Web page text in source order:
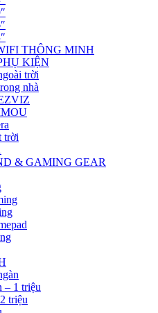
THÔNG MINH
KIỆN
trời
nhà
trời
& GAMING GEAR
– 1 triệu
triệu